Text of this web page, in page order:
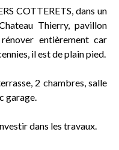
COTTERETS, dans un
Thierry, pavillon
entièrement car
il est de plain pied.
2 chambres, salle
garage.
dans les travaux.